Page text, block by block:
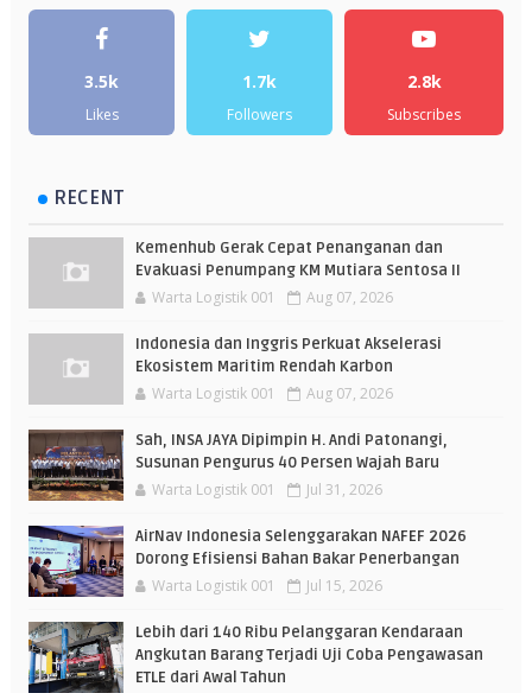
3.5k
Likes
1.7k
Followers
2.8k
Subscribes
RECENT
Kemenhub Gerak Cepat Penanganan dan
Evakuasi Penumpang KM Mutiara Sentosa II
Warta Logistik 001 Aug 07, 2026
Indonesia dan Inggris Perkuat Akselerasi
Ekosistem Maritim Rendah Karbon
Warta Logistik 001 Aug 07, 2026
Sah, INSA JAYA Dipimpin H. Andi Patonangi,
Susunan Pengurus 40 Persen Wajah Baru
Warta Logistik 001 Jul 31, 2026
AirNav Indonesia Selenggarakan NAFEF 2026
Dorong Efisiensi Bahan Bakar Penerbangan
Warta Logistik 001 Jul 15, 2026
Lebih dari 140 Ribu Pelanggaran Kendaraan
Angkutan Barang Terjadi Uji Coba Pengawasan
ETLE dari Awal Tahun